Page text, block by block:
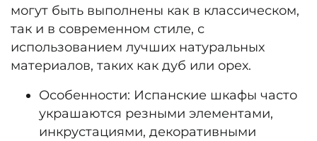
могут быть выполнены как в классическом,
так и в современном стиле, с
использованием лучших натуральных
материалов, таких как дуб или орех.
Особенности: Испанские шкафы часто
украшаются резными элементами,
инкрустациями, декоративными